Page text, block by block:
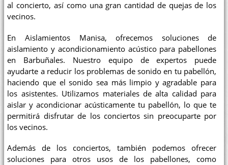
al concierto, así como una gran cantidad de quejas de los
vecinos.
En Aislamientos Manisa, ofrecemos soluciones de
aislamiento y acondicionamiento acústico para pabellones
en Barbuñales. Nuestro equipo de expertos puede
ayudarte a reducir los problemas de sonido en tu pabellón,
haciendo que el sonido sea más limpio y agradable para
los asistentes. Utilizamos materiales de alta calidad para
aislar y acondicionar acústicamente tu pabellón, lo que te
permitirá disfrutar de los conciertos sin preocuparte por
los vecinos.
Además de los conciertos, también podemos ofrecer
soluciones para otros usos de los pabellones, como